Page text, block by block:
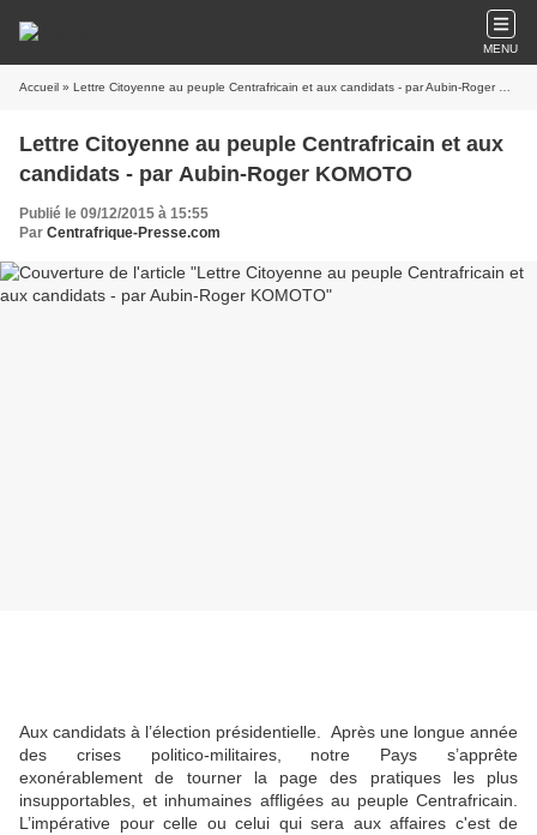
MENU
Accueil » Lettre Citoyenne au peuple Centrafricain et aux candidats - par Aubin-Roger KOMOTO
Lettre Citoyenne au peuple Centrafricain et aux
candidats - par Aubin-Roger KOMOTO
Publié le 09/12/2015 à 15:55
Par Centrafrique-Presse.com
Aux candidats à l’élection présidentielle. Après une longue année
des crises politico-militaires, notre Pays s’apprête
exonérablement de tourner la page des pratiques les plus
insupportables, et inhumaines affligées au peuple Centrafricain.
L’impérative pour celle ou celui qui sera aux affaires c'est de